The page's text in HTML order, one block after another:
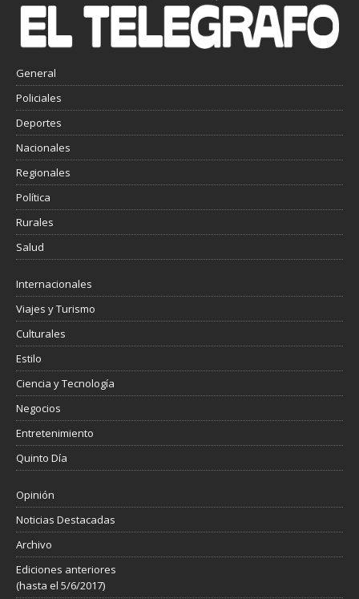
General
Policiales
Deportes
Nacionales
Regionales
Política
Rurales
Salud
Internacionales
Viajes y Turismo
Culturales
Estilo
Ciencia y Tecnología
Negocios
Entretenimiento
Quinto Día
Opinión
Noticias Destacadas
Archivo
Ediciones anteriores
(hasta el 5/6/2017)